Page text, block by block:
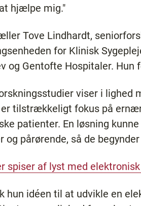
hjælpe mig."
Tove Lindhardt,
for Klinisk
og Gentofte Hospitaler. Hun
viser i lighed
er tilstrækkeligt fokus på
patienter. En løsning
og pårørende, så de
spiser af lyst med
hun idéen til at udvikle en